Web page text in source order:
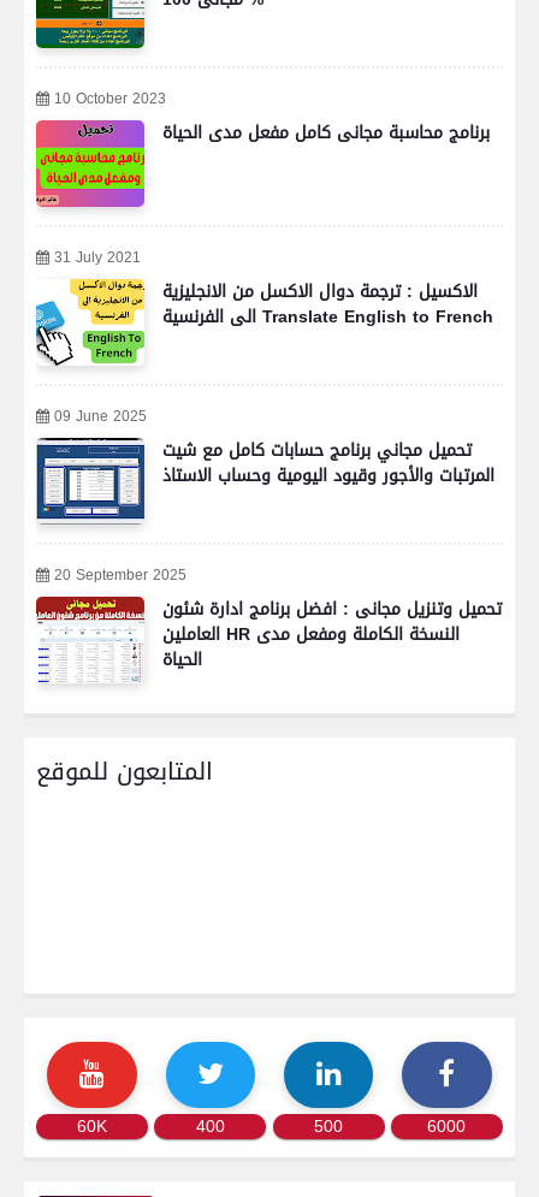
10 October 2023
برنامج محاسبة مجانى كامل مفعل مدى الحياة
31 July 2021
الاكسيل : ترجمة دوال الاكسل من الانجليزية
الى الفرنسية Translate English to French
09 June 2025
تحميل مجاني برنامج حسابات كامل مع شيت
المرتبات والأجور وقيود اليومية وحساب الاستاذ
20 September 2025
تحميل وتنزيل مجانى : افضل برنامج ادارة شئون
العاملين HR النسخة الكاملة ومفعل مدى
الحياة
المتابعون للموقع
60K 400 500 6000